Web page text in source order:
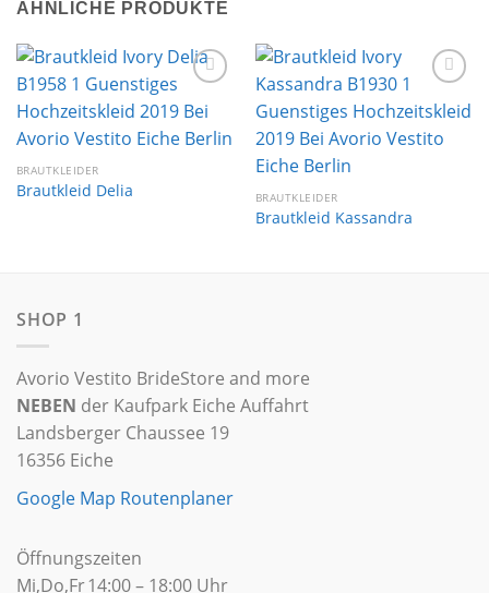
ÄHNLICHE PRODUKTE
Wunschliste
BRAUTKLEIDER
Brautkleid Delia
Wunschliste
BRAUTKLEIDER
Brautkleid Kassandra
SHOP 1
Avorio Vestito BrideStore and more
NEBEN der Kaufpark Eiche Auffahrt
Landsberger Chaussee 19
16356 Eiche
Google Map Routenplaner
Öffnungszeiten
Mi,Do,Fr14:00 – 18:00 Uhr